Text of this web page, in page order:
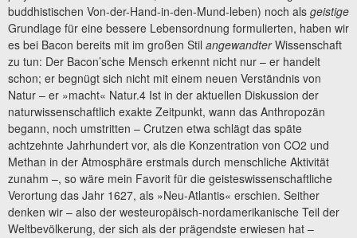
buddhistischen Von-der-Hand-in-den-Mund-leben) noch als geistige
Grundlage für eine bessere Lebensordnung formulierten, haben wir
es bei Bacon bereits mit im großen Stil angewandterWissenschaft
zu tun: Der Bacon’sche Mensch erkennt nicht nur – er handelt
schon; er begnügt sich nicht mit einem neuen Verständnis von
Natur – er »macht« Natur.4 Ist in der aktuellen Diskussion der
naturwissenschaftlich exakte Zeitpunkt, wann das Anthropozän
begann, noch umstritten – Crutzen etwa schlägt das späte
achtzehnte Jahrhundert vor, als die Konzentration von CO2 und
Methan in der Atmosphäre erstmals durch menschliche Aktivität
zunahm –, so wäre mein Favorit für die geisteswissenschaftliche
Verortung das Jahr 1627, als »Neu-Atlantis« erschien. Seither
denken wir – also der westeuropäisch-nordamerikanische Teil der
Weltbevölkerung, der sich als der prägendste erwiesen hat –